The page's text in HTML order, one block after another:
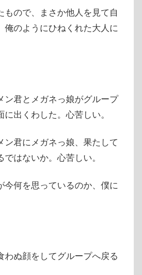
ので、まさか他人を見て自
俺のようにひねくれた大人に
ン君とメガネっ娘がグループ
出くわした。心苦しい。
ン君にメガネっ娘、果たして
はないか。心苦しい。
今何を思っているのか、僕に
わぬ顔をしてグループへ戻る